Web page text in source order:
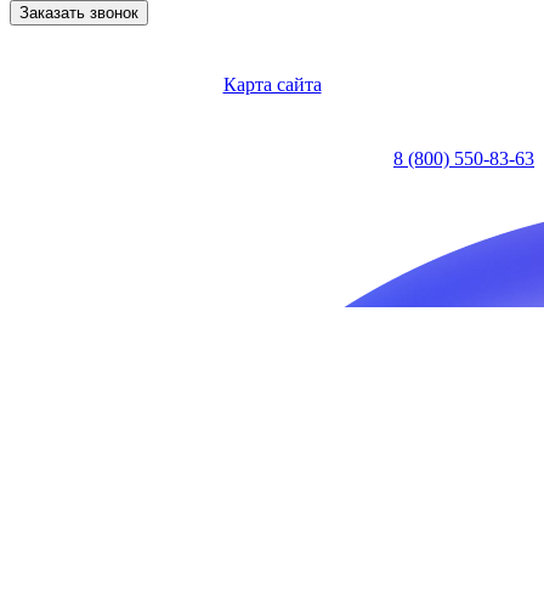
Заказать звонок
Карта сайта
8 (800) 550-83-63